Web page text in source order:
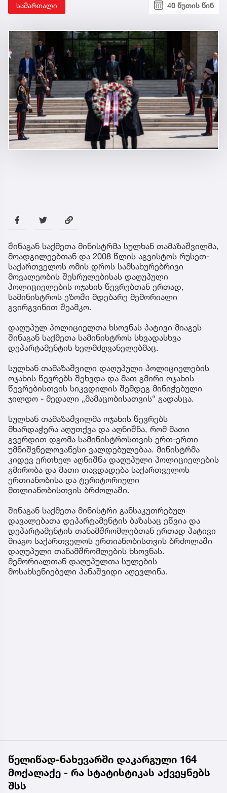
სამართალი 40 წუთის წინ
შინაგან საქმეთა მინისტრმა სულხან თამაზაშვილმა,
მოადგილეებთან და 2008 წლის აგვისტოს რუსეთ-
საქართველოს ომის დროს სამსახურებრივი
მოვალეობის შესრულებისას დაღუპული
პოლიციელების ოჯახის წევრებთან ერთად,
სამინისტროს ეზოში მდებარე მემორიალი
გვირგვინით შეამკო.
დაღუპულ პოლიციელთა ხსოვნას პატივი მიაგეს
შინაგან საქმეთა სამინისტროს სხვადასხვა
დეპარტამენტის ხელმძღვანელებმაც.
სულხან თამაზაშვილი დაღუპული პოლიციელების
ოჯახის წევრებს შეხვდა და მათ გმირი ოჯახის
წევრებისთვის სიკვდილის შემდეგ მინიჭებული
ჯილდო - მედალი „მამაცობისათვის“ გადასცა.
სულხან თამაზაშვილმა ოჯახის წევრებს
მხარდაჭერა აღუთქვა და აღნიშნა, რომ მათი
გვერდით დგომა სამინისტროსთვის ერთ-ერთი
უმნიშვნელოვანესი ვალდებულებაა. მინისტრმა
კიდევ ერთხელ აღნიშნა დაღუპული პოლიციელების
გმირობა და მათი თავდადება საქართველოს
ერთიანობისა და ტერიტორიული
მთლიანობისთვის ბრძოლაში.
შინაგან საქმეთა მინისტრი განსაკუთრებულ
დავალებათა დეპარტამენტის ბაზასაც ეწვია და
დეპარტამენტის თანამშრომლებთან ერთად პატივი
მიაგო საქართველოს ერთიანობისთვის ბრძოლაში
დაღუპული თანამშრომლების ხსოვნას.
მემორიალთან დაღუპულთა სულების
მოსახსენიებელი პანაშვიდი აღევლინა.
წელიწად-ნახევარში დაკარგული 164
მოქალაქე - რა სტატისტიკას აქვეყნებს
შსს